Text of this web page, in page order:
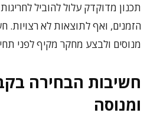
תכנון מדוקדק עלול להוביל
הזמנים, ואף לתוצאות לא רצויות.
מנוסים ולבצע מחקר מקיף לפני
חשיבות הבחירה
ומנוסה